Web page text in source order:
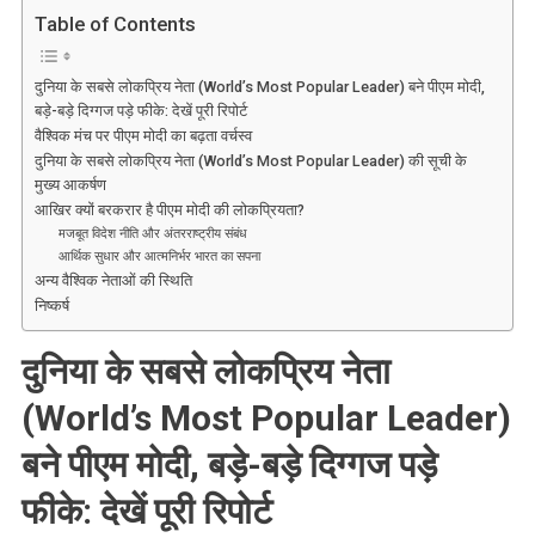
बने
दिग्गज
भी
पड़े
फीके
Table of Contents
दुनिया के सबसे लोकप्रिय नेता (World’s Most Popular Leader) बने पीएम मोदी,
बड़े-बड़े दिग्गज पड़े फीके: देखें पूरी रिपोर्ट
वैश्विक मंच पर पीएम मोदी का बढ़ता वर्चस्व
दुनिया के सबसे लोकप्रिय नेता (World’s Most Popular Leader) की सूची के
मुख्य आकर्षण
आखिर क्यों बरकरार है पीएम मोदी की लोकप्रियता?
मजबूत विदेश नीति और अंतरराष्ट्रीय संबंध
आर्थिक सुधार और आत्मनिर्भर भारत का सपना
अन्य वैश्विक नेताओं की स्थिति
निष्कर्ष
दुनिया के सबसे लोकप्रिय नेता
(World’s Most Popular Leader)
बने पीएम मोदी, बड़े-बड़े दिग्गज पड़े
फीके: देखें पूरी रिपोर्ट